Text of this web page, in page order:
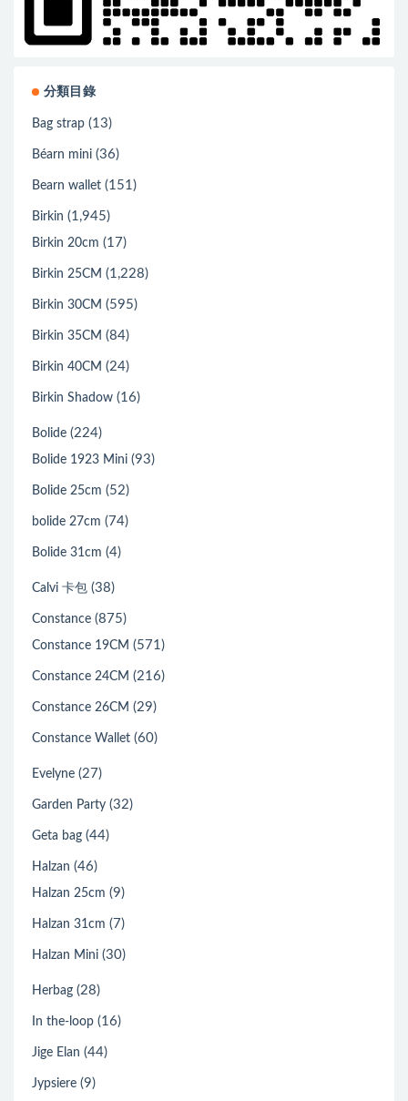
分類目錄
Bag strap (13)
Béarn mini (36)
Bearn wallet (151)
Birkin (1,945)
Birkin 20cm (17)
Birkin 25CM (1,228)
Birkin 30CM (595)
Birkin 35CM (84)
Birkin 40CM (24)
Birkin Shadow (16)
Bolide (224)
Bolide 1923 Mini (93)
Bolide 25cm (52)
bolide 27cm (74)
Bolide 31cm (4)
Calvi 卡包 (38)
Constance (875)
Constance 19CM (571)
Constance 24CM (216)
Constance 26CM (29)
Constance Wallet (60)
Evelyne (27)
Garden Party (32)
Geta bag (44)
Halzan (46)
Halzan 25cm (9)
Halzan 31cm (7)
Halzan Mini (30)
Herbag (28)
In the-loop (16)
Jige Elan (44)
Jypsiere (9)